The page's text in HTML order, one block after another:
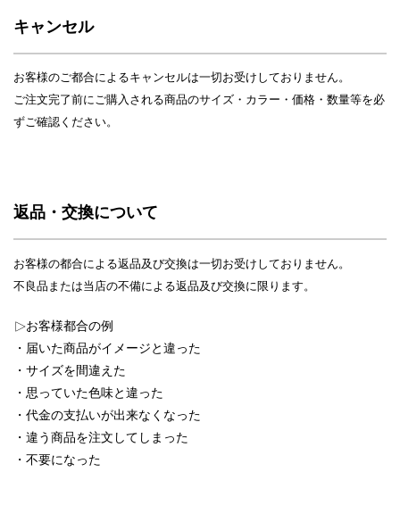
キャンセル
お客様のご都合によるキャンセルは一切お受けしておりません。
ご注文完了前にご購入される商品のサイズ・カラー・価格・数量等を必
ずご確認ください。
返品・交換について
お客様の都合による返品及び交換は一切お受けしておりません。
不良品または当店の不備による返品及び交換に限ります。
△お客様都合の例
・届いた商品がイメージと違った
・サイズを間違えた
・思っていた色味と違った
・代金の支払いが出来なくなった
・違う商品を注文してしまった
・不要になった